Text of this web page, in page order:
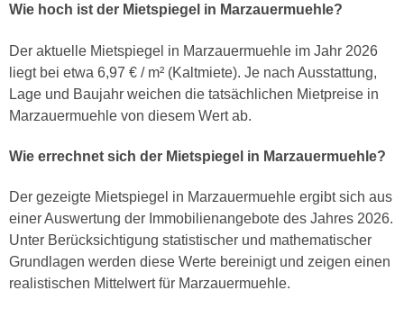
Wie hoch ist der Mietspiegel in Marzauermuehle?
Der aktuelle Mietspiegel in Marzauermuehle im Jahr 2026
liegt bei etwa 6,97 € / m² (Kaltmiete). Je nach Ausstattung,
Lage und Baujahr weichen die tatsächlichen Mietpreise in
Marzauermuehle von diesem Wert ab.
Wie errechnet sich der Mietspiegel in Marzauermuehle?
Der gezeigte Mietspiegel in Marzauermuehle ergibt sich aus
einer Auswertung der Immobilienangebote des Jahres 2026.
Unter Berücksichtigung statistischer und mathematischer
Grundlagen werden diese Werte bereinigt und zeigen einen
realistischen Mittelwert für Marzauermuehle.